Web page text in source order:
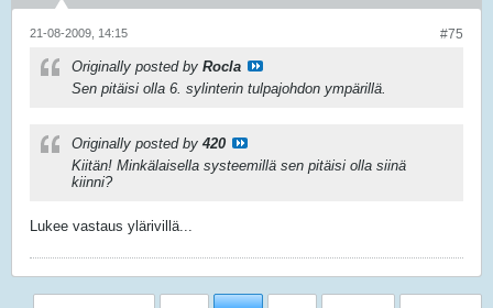
#75
21-08-2009, 14:15
Originally posted by Rocla
Sen pitäisi olla 6. sylinterin tulpajohdon ympärillä.
Originally posted by 420
Kiitän! Minkälaisella systeemillä sen pitäisi olla siinä
kiinni?
Lukee vastaus ylärivillä...